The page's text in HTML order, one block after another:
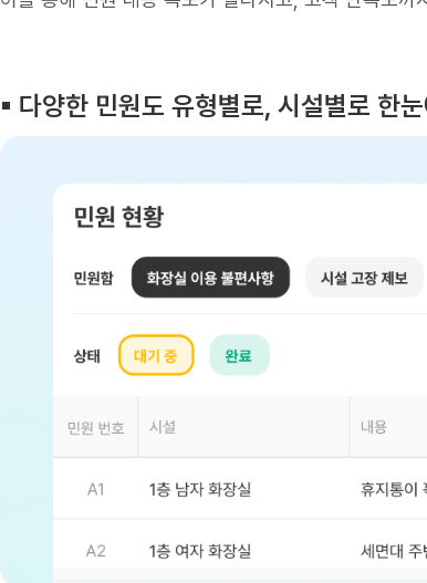
▪︎ 다양한 민원도 유형별로, 시설별로 한눈